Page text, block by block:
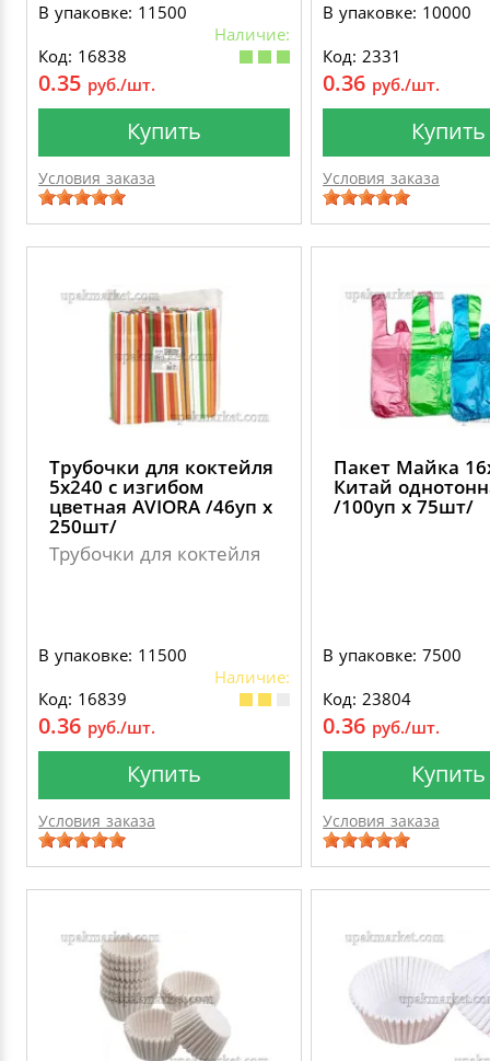
В упаковке: 11500
Наличие:
Код: 16838
0.35 руб./шт.
Купить
Условия заказа
В упаковке: 10000
Код: 2331
0.36 руб./шт.
Купить
Условия заказа
Трубочки для коктейля
5х240 с изгибом
цветная AVIORA /46уп х
250шт/
Трубочки для коктейля
В упаковке: 11500
Наличие:
Код: 16839
0.36 руб./шт.
Купить
Условия заказа
Пакет Майка
Китай
/100уп х 75шт/
В упаковке: 7500
Код: 23804
0.36 руб./шт.
Купить
Условия заказа